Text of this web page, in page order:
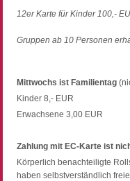
12er Karte für Kinder 100,-
Gruppen ab 10 Personen
Mittwochs ist Familientag
Kinder 8,- EUR
Erwachsene 3,00 EUR
Zahlung mit EC-Karte ist
Körperlich benachteiligte
haben selbstverständlich